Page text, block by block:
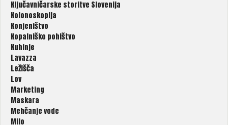
Ključavničarske storitve Slovenija
Kolonoskopija
Konjeništvo
Kopalniško pohištvo
Kuhinje
Lavazza
Ležišča
Lov
Marketing
Maskara
Mehčanje vode
Milo